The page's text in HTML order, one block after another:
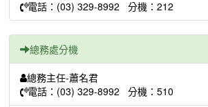
電話：(03) 329-8992 分機：212
總務處分機
總務主任-蕭名君
電話：(03) 329-8992 分機：510